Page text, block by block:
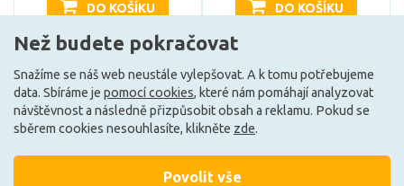
DO KOŠÍKU
Může být u Vás 13. 8.
DO KOŠÍKU
Může být u Vás 13. 8.
Než budete pokračovat
Snažíme se náš web neustále vylepšovat. A k tomu potřebujeme
data. Sbíráme je pomocí cookies, které nám pomáhají analyzovat
návštěvnost a následně přizpůsobit obsah a reklamu. Pokud se
sběrem cookies nesouhlasíte, klikněte zde.
Povolit vše